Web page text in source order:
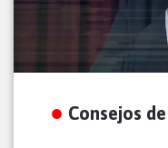
Consejos